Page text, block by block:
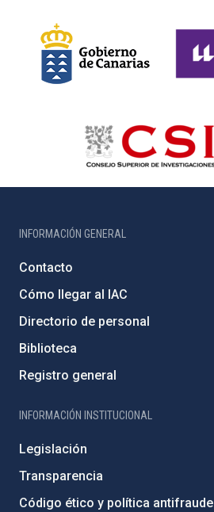
INFORMACIÓN GENERAL
Contacto
Cómo llegar al IAC
Directorio de personal
Biblioteca
Registro general
INFORMACIÓN INSTITUCIONAL
Legislación
Transparencia
Código ético y política antifraude